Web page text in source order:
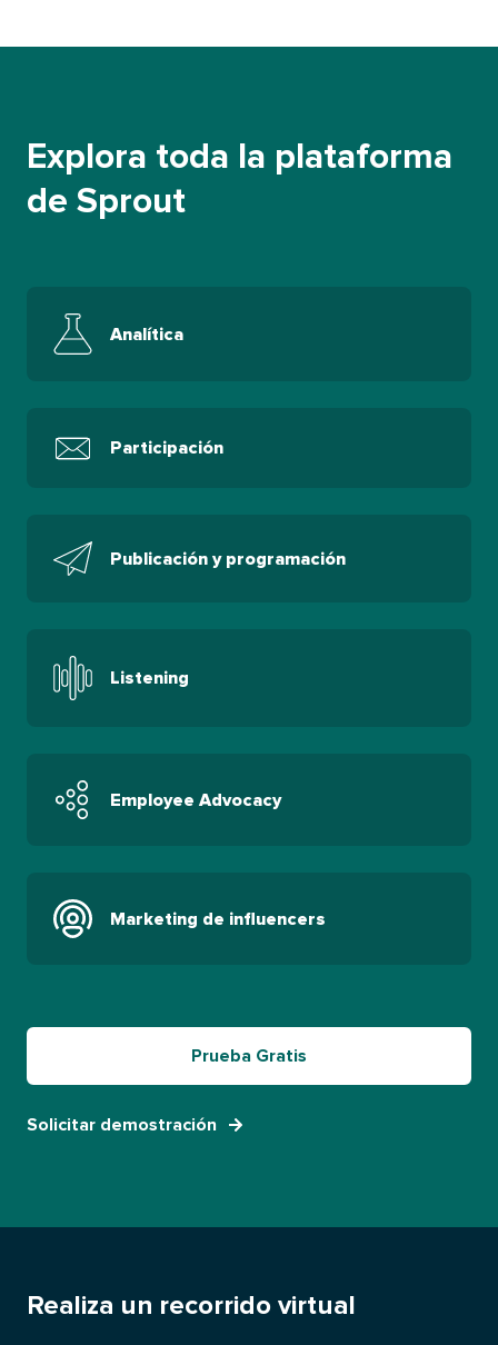
Explora toda la plataforma
de Sprout​​
Analítica​​
Participación​​
Publicación y programación​​
Listening​​
Employee Advocacy​​
Marketing de influencers​​
Prueba Gratis​​
Solicitar demostración​​
Realiza un recorrido virtual​​